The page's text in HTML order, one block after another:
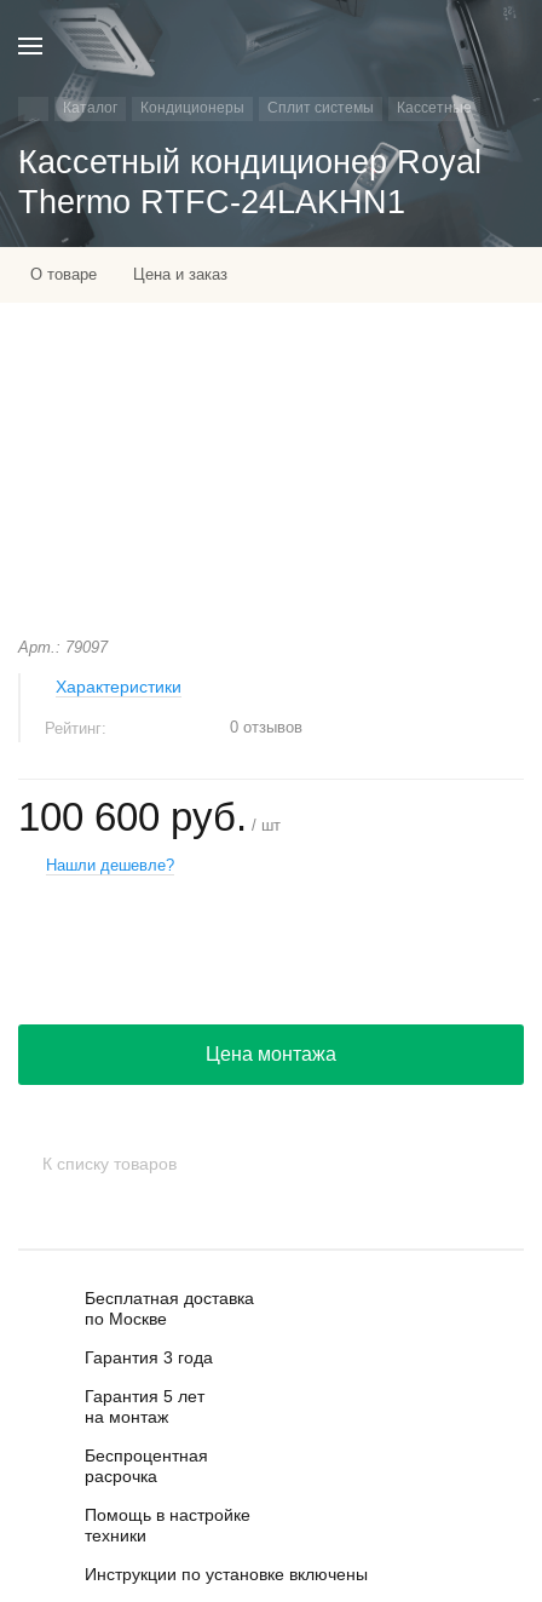
Каталог Кондиционеры Сплит системы Кассетные
Кассетный кондиционер Royal
Thermo RTFC-24LAKHN1
О товаре Цена и заказ
Арт.: 79097
Характеристики
Рейтинг: 0 отзывов
100 600 руб. / шт
Нашли дешевле?
Цена монтажа
К списку товаров
Бесплатная доставка
по Москве
Гарантия 3 года
Гарантия 5 лет
на монтаж
Беспроцентная
расрочка
Помощь в настройке
техники
Инструкции по установке включены